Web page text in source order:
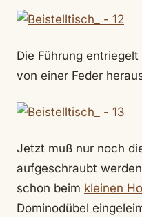
Die Führung
von einer Feder
Jetzt muß nur noch
aufgeschraubt
schon beim kleinen
Dominodübel